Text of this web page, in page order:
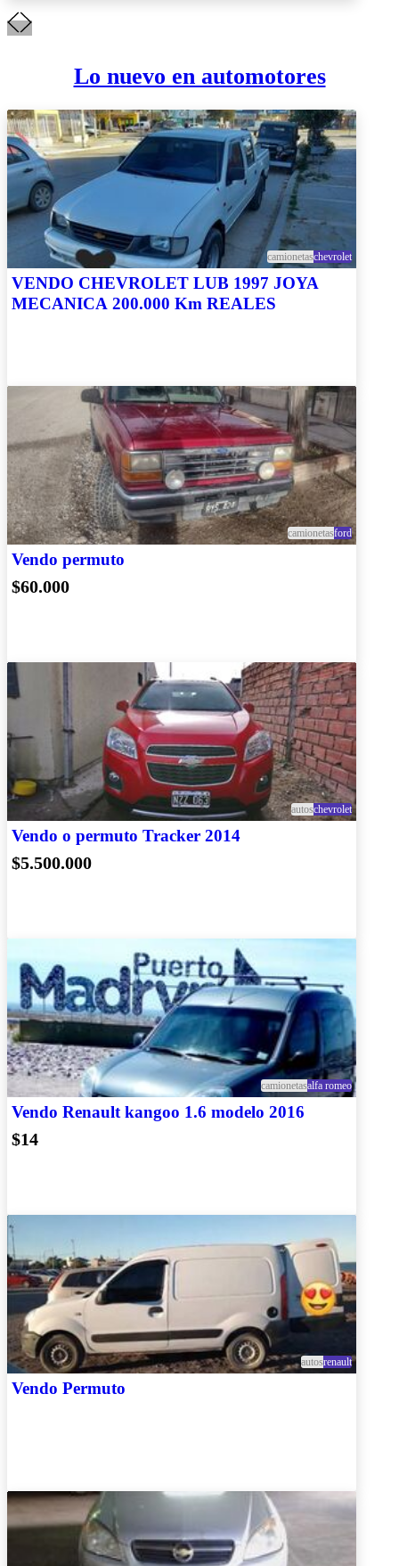
Lo nuevo en automotores
camionetaschevrolet
VENDO CHEVROLET LUB 1997 JOYA
MECANICA 200.000 Km REALES
camionetasford
Vendo permuto
$60.000
autoschevrolet
Vendo o permuto Tracker 2014
$5.500.000
camionetasalfa romeo
Vendo Renault kangoo 1.6 modelo 2016
$14
autosrenault
Vendo Permuto